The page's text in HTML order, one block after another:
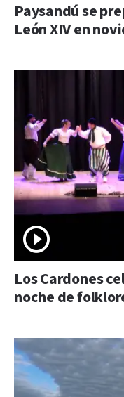
Paysandú se
León XIV en
Los Cardones
noche de